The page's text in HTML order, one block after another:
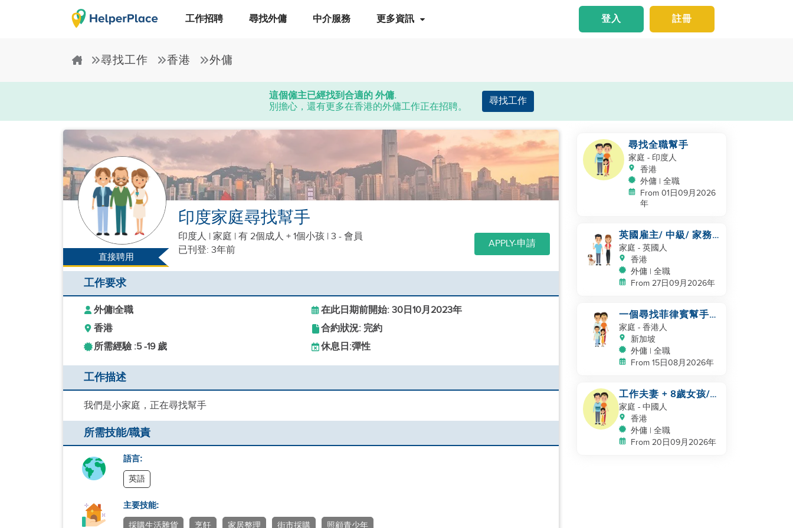
工作招聘 尋找外傭 中介服務 更多資訊 註冊
登入
尋找工作 香港 外傭
這個僱主已經找到合適的 外傭.
別擔心，還有更多在香港的外傭工作正在招聘。
尋找工作
直接聘用
印度家庭尋找幫手
印度人 | 家庭 | 有 2個成人 + 1個小孩 | 3 - 會員
已刊登: 3年前
APPLY-申請
工作要求
外傭|全職
在此日期前開始: 30日10月2023年
香港
合約狀況: 完約
所需經驗 :5 -19 歲 休息日:彈性
工作描述
我們是小家庭，正在尋找幫手
所需技能/職責
語言:
英語
主要技能:
採購生活雜貨 烹飪 家居整理 街市採購 照顧青少年
尋找全職幫手
家庭 - 印度人
香港
外傭 | 全職
From 01日09月2026
年
英國雇主/ 中級/ 家務
及照顧一隻狗
家庭 - 英國人
香港
外傭 | 全職
From 27日09月2026年
一個尋找菲律賓幫手的
四口之家
家庭 - 香港人
新加坡
外傭 | 全職
From 15日08月2026年
工作夫妻 + 8歲女孩/
自有房間和洗手間/
5500-6000
家庭 - 中國人
香港
外傭 | 全職
From 20日09月2026年